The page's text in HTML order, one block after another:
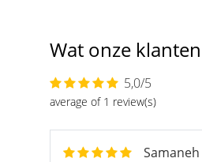
Wat onze
5,0/5
average of 1 review(s)